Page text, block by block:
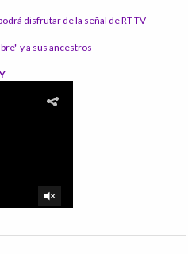
disfrutar de la señal de RT TV
y a sus ancestros